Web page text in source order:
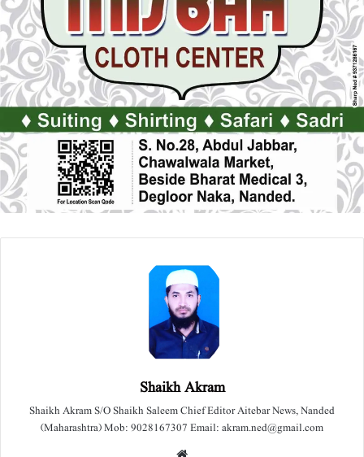
Shaikh Akram
Shaikh Akram S/O Shaikh Saleem Chief Editor Aitebar News, Nanded
(Maharashtra) Mob: 9028167307 Email: akram.ned@gmail.com